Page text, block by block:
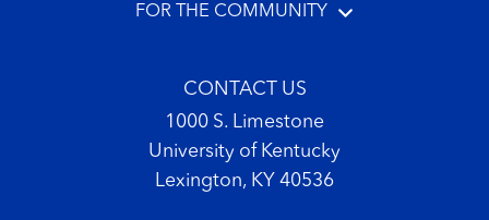
FOR THE COMMUNITY
CONTACT US
1000 S. Limestone
University of Kentucky
Lexington, KY 40536